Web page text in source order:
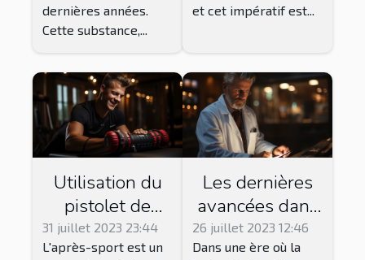
dernières années.
Cette substance,...
et cet impératif est...
Utilisation du
pistolet de
massage pour
la récupération
31 juillet 2023 23:44
L'après-sport est un
Les dernières
avancées dans
le domaine de
la santé
26 juillet 2023 12:46
Dans une ère où la